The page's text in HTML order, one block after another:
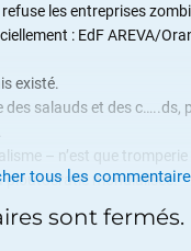
les entreprises
: EdF AREVA/
existé.
des salauds et des c…..ds,
– n’est que tromperie
ploutocratie mondialisée.
tous les
sont fermés.